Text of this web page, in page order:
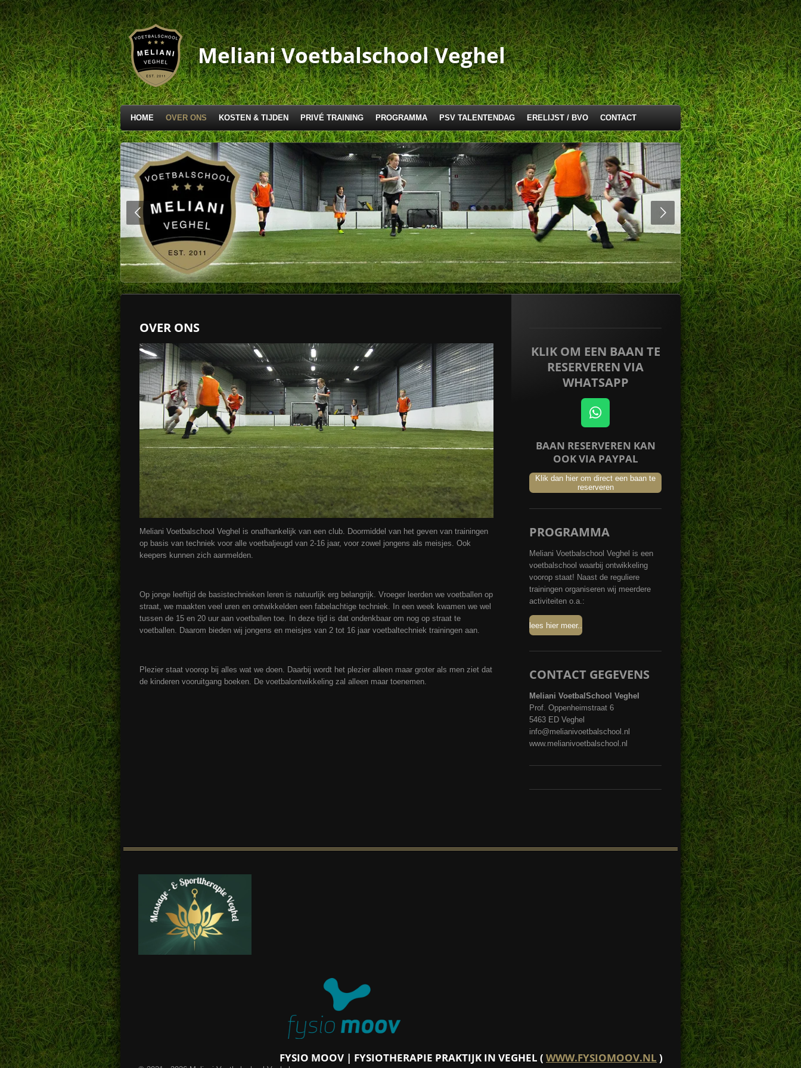
Ga
direct
naar
de
hoofdinhoud
Meliani Voetbalschool Veghel
HOME OVER ONS KOSTEN & TIJDEN PRIVÉ TRAINING PROGRAMMA PSV TALENTENDAG ERELIJST / BVO CONTACT
OVER ONS
Meliani Voetbalschool Veghel is onafhankelijk van een club. Doormiddel van het geven van trainingen
op basis van techniek voor alle voetbaljeugd van 2-16 jaar, voor zowel jongens als meisjes. Ook
keepers kunnen zich aanmelden.
Op jonge leeftijd de basistechnieken leren is natuurlijk erg belangrijk. Vroeger leerden we voetballen op
straat, we maakten veel uren en ontwikkelden een fabelachtige techniek. In een week kwamen we wel
tussen de 15 en 20 uur aan voetballen toe. In deze tijd is dat ondenkbaar om nog op straat te
voetballen. Daarom bieden wij jongens en meisjes van 2 tot 16 jaar voetbaltechniek trainingen aan.
Plezier staat voorop bij alles wat we doen. Daarbij wordt het plezier alleen maar groter als men ziet dat
de kinderen vooruitgang boeken. De voetbalontwikkeling zal alleen maar toenemen.
KLIK OM EEN BAAN TE
RESERVEREN VIA
WHATSAPP
W
a
t
s
A
BAAN RESERVEREN KAN
OOK VIA PAYPAL
Klik dan hier om direct een baan te
reserveren
PROGRAMMA
Meliani Voetbalschool Veghel is een
voetbalschool waarbij ontwikkeling
voorop staat! Naast de reguliere
trainingen organiseren wij meerdere
activiteiten o.a.:
lees hier meer..
CONTACT GEGEVENS
Meliani VoetbalSchool Veghel
Prof. Oppenheimstraat 6
5463 ED Veghel
info@melianivoetbalschool.nl
www.melianivoetbalschool.nl
FYSIO MOOV | FYSIOTHERAPIE PRAKTIJK IN VEGHEL ( WWW.FYSIOMOOV.NL )